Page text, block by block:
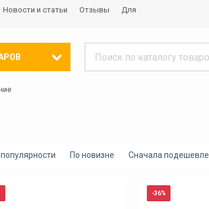
Новости и статьи Отзывы Для
По новизне Сначала подешевле
-36%